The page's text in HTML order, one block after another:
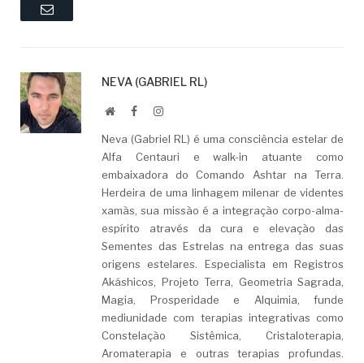
Email
NEVA (GABRIEL RL)
WebsiteFacebookLinkedIn
Neva (Gabriel RL) é uma consciência estelar de
Alfa Centauri e walk-in atuante como
embaixadora do Comando Ashtar na Terra.
Herdeira de uma linhagem milenar de videntes
xamãs, sua missão é a integração corpo-alma-
espírito através da cura e elevação das
Sementes das Estrelas na entrega das suas
origens estelares. Especialista em Registros
Akáshicos, Projeto Terra, Geometria Sagrada,
Magia, Prosperidade e Alquimia, funde
mediunidade com terapias integrativas como
Constelação Sistêmica, Cristaloterapia,
Aromaterapia e outras terapias profundas.